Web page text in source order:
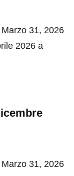
31, 2026
2026 a
31, 2026